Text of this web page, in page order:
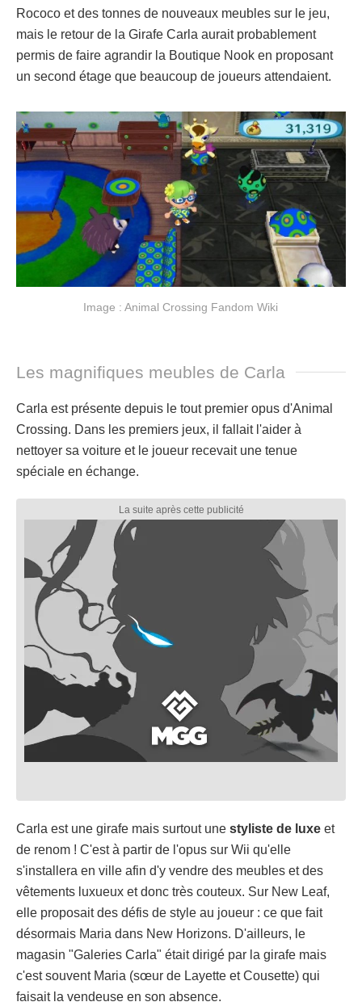
Rococo et des tonnes de nouveaux meubles sur le jeu,
mais le retour de la Girafe Carla aurait probablement
permis de faire agrandir la Boutique Nook en proposant
un second étage que beaucoup de joueurs attendaient.
Image : Animal Crossing Fandom Wiki
Les magnifiques meubles de Carla
Carla est présente depuis le tout premier opus d'Animal
Crossing. Dans les premiers jeux, il fallait l'aider à
nettoyer sa voiture et le joueur recevait une tenue
spéciale en échange.
Carla est une girafe mais surtout une styliste de luxe et
de renom ! C'est à partir de l'opus sur Wii qu'elle
s'installera en ville afin d'y vendre des meubles et des
vêtements luxueux et donc très couteux. Sur New Leaf,
elle proposait des défis de style au joueur : ce que fait
désormais Maria dans New Horizons. D'ailleurs, le
magasin "Galeries Carla" était dirigé par la girafe mais
c'est souvent Maria (sœur de Layette et Cousette) qui
faisait la vendeuse en son absence.